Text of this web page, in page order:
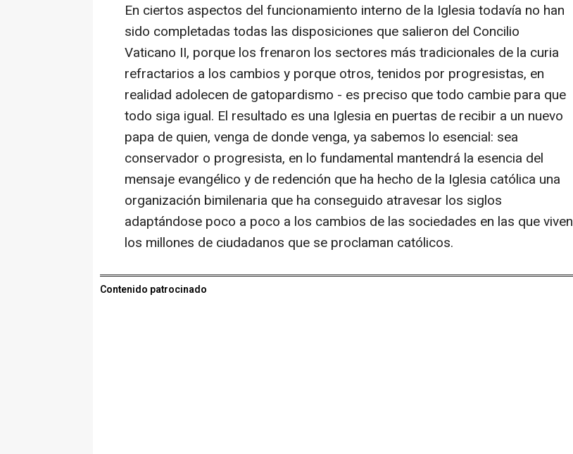
En ciertos aspectos del funcionamiento interno de la Iglesia todavía no han
sido completadas todas las disposiciones que salieron del Concilio
Vaticano II, porque los frenaron los sectores más tradicionales de la curia
refractarios a los cambios y porque otros, tenidos por progresistas, en
realidad adolecen de gatopardismo - es preciso que todo cambie para que
todo siga igual. El resultado es una Iglesia en puertas de recibir a un nuevo
papa de quien, venga de donde venga, ya sabemos lo esencial: sea
conservador o progresista, en lo fundamental mantendrá la esencia del
mensaje evangélico y de redención que ha hecho de la Iglesia católica una
organización bimilenaria que ha conseguido atravesar los siglos
adaptándose poco a poco a los cambios de las sociedades en las que viven
los millones de ciudadanos que se proclaman católicos.
Contenido patrocinado